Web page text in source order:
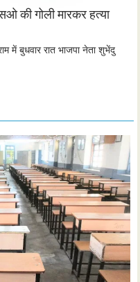
की गोली मारकर हत्या
में बुधवार रात भाजपा नेता शुभेंदु